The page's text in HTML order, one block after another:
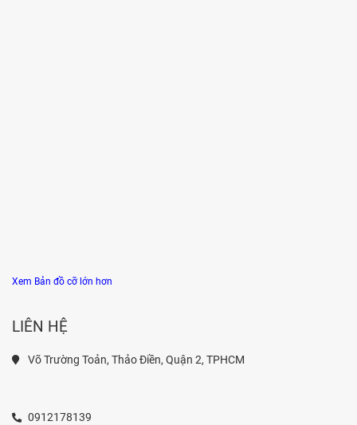
Xem Bản đồ cỡ lớn hơn
LIÊN HỆ
Võ Trường Toản, Thảo Điền, Quận 2, TPHCM
0912178139